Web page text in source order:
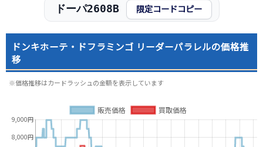
ドーパ2608B 限定コードコピー
ドンキホーテ・ドフラミンゴ リーダーパラレルの価格推
移
※価格推移はカードラッシュの金額を表示しています